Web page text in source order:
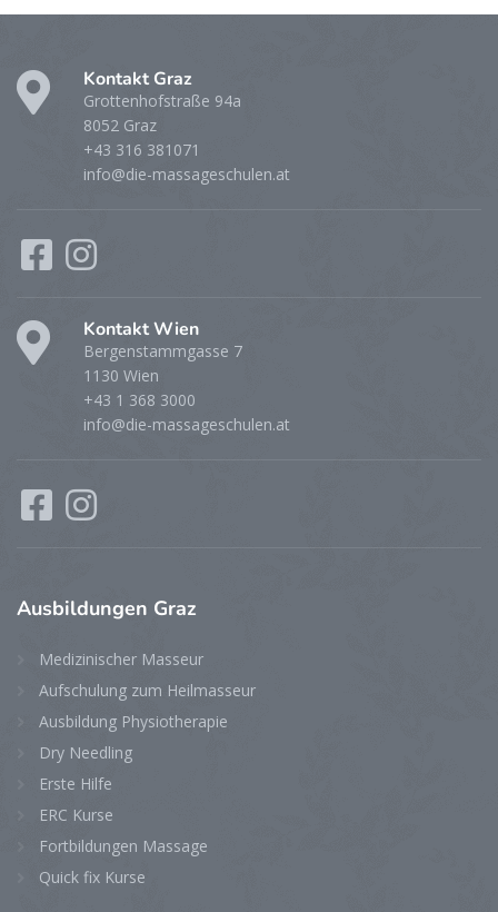
Kontakt Graz
Grottenhofstraße 94a
8052 Graz
+43 316 381071
info@die-massageschulen.at
Kontakt Wien
Bergenstammgasse 7
1130 Wien
+43 1 368 3000
info@die-massageschulen.at
Ausbildungen Graz
Medizinischer Masseur
Aufschulung zum Heilmasseur
Ausbildung Physiotherapie
Dry Needling
Erste Hilfe
ERC Kurse
Fortbildungen Massage
Quick fix Kurse